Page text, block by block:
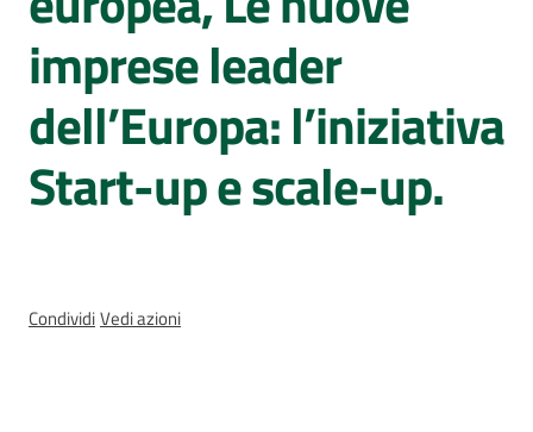
legislativa
Assemblea
Attività
Argomenti
imprese leader
dell’Europa: l’iniziativa
Start-up e scale-up.
CondividiVedi azioni